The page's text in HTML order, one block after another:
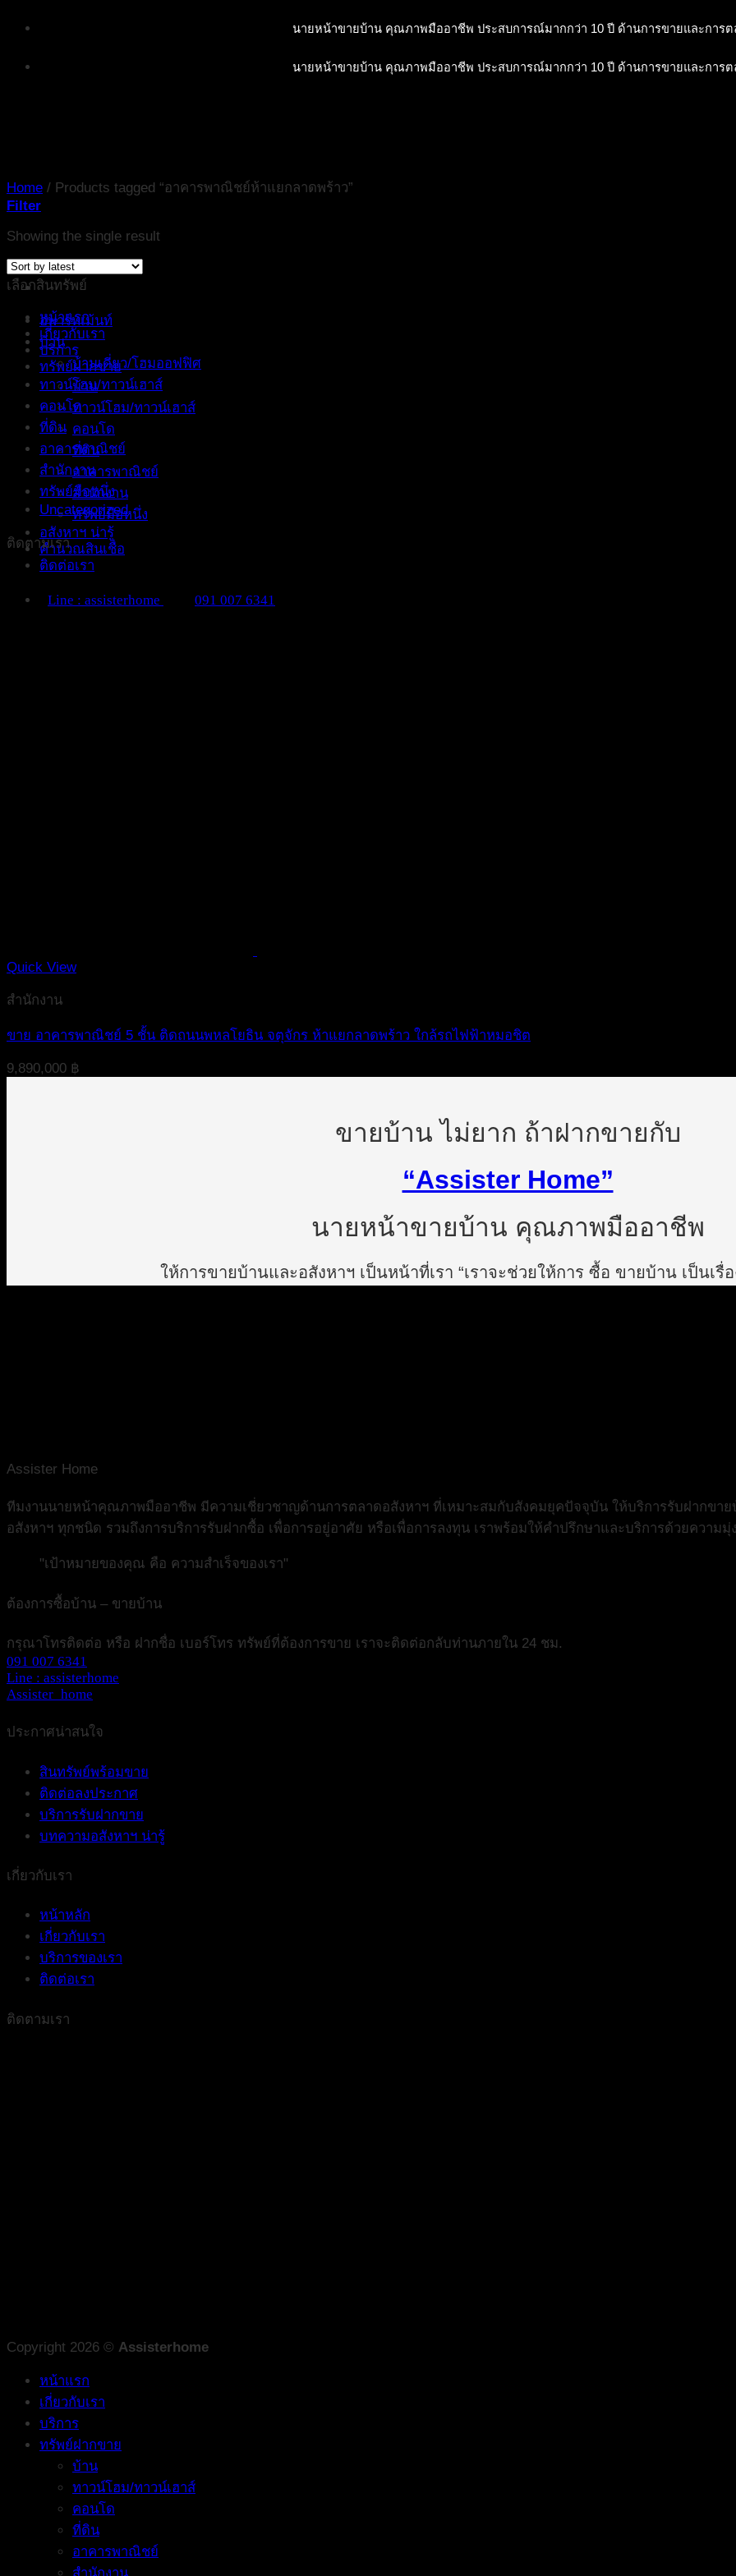
Skip
นายหน้าขายบ้าน คุณภาพมืออาชีพ ประสบการณ์มากกว่า 10 ปี ด้านการขายและการต
นายหน้าขายบ้าน คุณภาพมืออาชีพ ประสบการณ์มากกว่า 10 ปี ด้านการขายและการต
หน้าแรก
เกี่ยวกับเรา
บริการ
ทรัพย์ฝากขาย
บ้าน
ทาวน์โฮม/ทาวน์เฮาส์
คอนโด
ที่ดิน
อาคารพาณิชย์
สำนักงาน
ทรัพย์มือหนึ่ง
อสังหาฯ น่ารู้
คำนวณสินเชื่อ
ติดต่อเรา
Line : assisterhome 091 007 6341
Home / Products tagged “อาคารพาณิชย์ห้าแยกลาดพร้าว”
Filter
Showing the single result
เลือกสินทรัพย์
อพาร์ทเม้นท์
บ้าน
บ้านเดี่ยว/โฮมออฟฟิศ
ทาวน์โฮม/ทาวน์เฮาส์
คอนโด
ที่ดิน
อาคารพาณิชย์
สำนักงาน
ทรัพย์มือหนึ่ง
Uncategorized
ติดตามเรา
Quick View
สำนักงาน
ขาย อาคารพาณิชย์ 5 ชั้น ติดถนนพหลโยธิน จตุจักร ห้าแยกลาดพร้าว ใกล้รถไฟฟ้าหมอชิต
9,890,000 ฿
ขายบ้าน ไม่ยาก ถ้าฝากขายกับ
“Assister Home”
นายหน้าขายบ้าน คุณภาพมืออาชีพ
ให้การขายบ้านและอสังหาฯ เป็นหน้าที่เรา “เราจะช่วยให้การ ซื้อ ขายบ้าน เป็นเรื่
Assister Home
ทีมงานนายหน้าคุณภาพมืออาชีพ มีความเชี่ยวชาญด้านการตลาดอสังหาฯ ที่เหมาะสมกับสังคมยุคปัจจุบัน ให้บริการรับฝากขา
อสังหาฯ ทุกชนิด รวมถึงการบริการรับฝากซื้อ เพื่อการอยู่อาศัย หรือเพื่อการลงทุน เราพร้อมให้คำปรึกษาและบริการด้วยความ
"เป้าหมายของคุณ คือ ความสำเร็จของเรา"
ต้องการซื้อบ้าน – ขายบ้าน
กรุณาโทรติดต่อ หรือ ฝากชื่อ เบอร์โทร ทรัพย์ที่ต้องการขาย เราจะติดต่อกลับท่านภายใน 24 ชม.
091 007 6341
Line : assisterhome
Assister_home
ประกาศน่าสนใจ
สินทรัพย์พร้อมขาย
ติดต่อลงประกาศ
บริการรับฝากขาย
บทความอสังหาฯ น่ารู้
เกี่ยวกับเรา
หน้าหลัก
เกี่ยวกับเรา
บริการของเรา
ติดต่อเรา
ติดตามเรา
Copyright 2026 © Assisterhome
หน้าแรก
เกี่ยวกับเรา
บริการ
ทรัพย์ฝากขาย
บ้าน
ทาวน์โฮม/ทาวน์เฮาส์
คอนโด
ที่ดิน
อาคารพาณิชย์